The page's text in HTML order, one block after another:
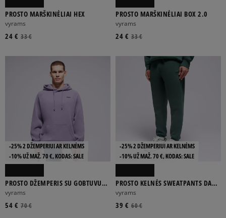
PROSTO MARŠKINĖLIAI HEX
vyrams
33 €
24 €
PROSTO MARŠKINĖLIAI BOX 2.0
vyrams
33 €
24 €
-25% 2 DŽEMPERIUI AR KELNĖMS
-10% UŽ MAŽ. 70 €, KODAS: SALE
PROSTO DŽEMPERIS SU GOBTUVU
HOODIE SKIZZLE WASHED LAVENDER
vyrams
70 €
54 €
-25% 2 DŽEMPERIUI AR KELNĖMS
-10% UŽ MAŽ. 70 €, KODAS: SALE
PROSTO KELNĖS SWEATPANTS DARN
WASHED GREEN
vyrams
60 €
39 €